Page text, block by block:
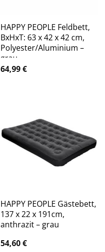
HAPPY PEOPLE Feldbett,
BxHxT: 63 x 42 x 42 cm,
Polyester/Aluminium –
grau
64,99€
HAPPY PEOPLE Gästebett,
137 x 22 x 191cm,
anthrazit – grau
54,60€